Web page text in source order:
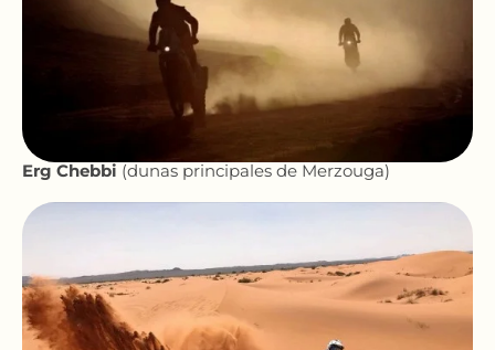
Erg Chebbi (dunas principales de Merzouga)